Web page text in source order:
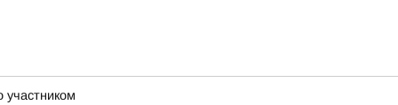
участником